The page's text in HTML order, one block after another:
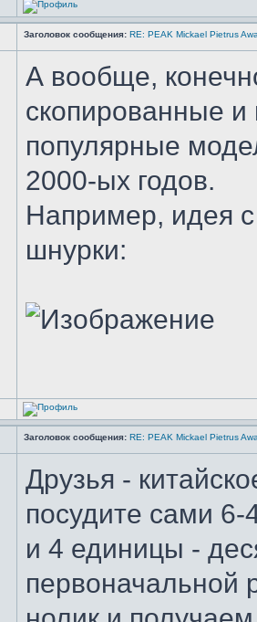
Заголовок сообщения: RE: PEAK Mickael Pietrus
А вообще,
скопированные
популярные
2000-ых годов.
Например, идея
шнурки:
Заголовок сообщения: RE: PEAK Mickael Pietrus
Друзья -
посудите сами
и 4 единицы -
первоначальной